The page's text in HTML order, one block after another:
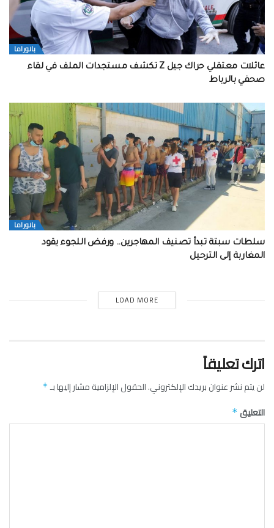
بانوراما
عائلات معتقلي حراك جيل Z تكشف مستجدات الملف في لقاء
صحفي بالرباط
بانوراما
سلطات سبتة تبدأ تصنيف المهاجرين.. ورفض اللجوء يقود
المغاربة إلى الترحيل
LOAD MORE
اترك تعليقاً
لن يتم نشر عنوان بريدك الإلكتروني.الحقول الإلزامية مشار إليها بـ*
التعليق *